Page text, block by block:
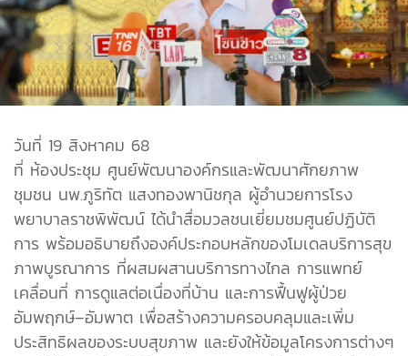
วันที่ 19 สิงหาคม 68
ที่ ห้องประชุม ศูนย์พัฒนาองค์กรและพัฒนาศักยภาพ
ชุมชน นพ.ภูริทัต แสงทองพานิชกุล ผู้อำนวยการโรง
พยาบาลราชพิพัฒน์ ได้นำสื่อมวลชนเยี่ยมชมศูนย์ปฏิบัติ
การ พร้อมอธิบายถึงองค์ประกอบหลักของโมเดลบริการสุข
ภาพบูรณาการ ที่ผสมผสานบริการทางไกล การแพทย์
เคลื่อนที่ การดูแลต่อเนื่องที่บ้าน และการฟื้นฟูผู้ป่วย
อัมพฤกษ์–อัมพาต เพื่อสร้างความครอบคลุมและเพิ่ม
ประสิทธิผลของระบบสุขภาพ และยังให้ข้อมูลโครงการต่างๆ